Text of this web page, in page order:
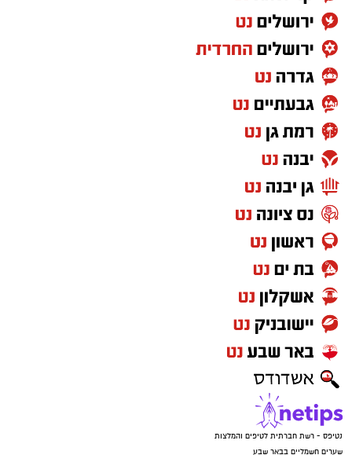
נטיפס - רשת חברתית לטיפים והמלצות
שערים חשמליים בבאר שבע